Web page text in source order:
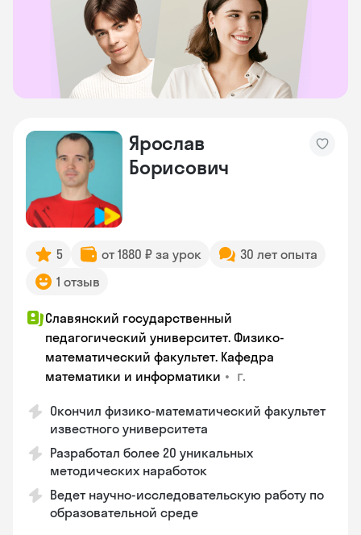
Ярослав
Борисович
5 от 1880 ₽ за урок
30 лет опыта
1 отзыв
Славянский государственный
педагогический университет. Физико-
математический факультет. Кафедра
математики и информатики • г.
Окончил физико-математический факультет
известного университета
Разработал более 20 уникальных
методических наработок
Ведет научно-исследовательскую работу по
образовательной среде